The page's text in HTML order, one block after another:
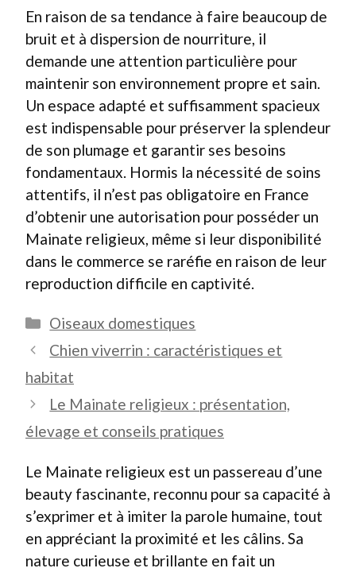
En raison de sa tendance à faire beaucoup de
bruit et à dispersion de nourriture, il
demande une attention particulière pour
maintenir son environnement propre et sain.
Un espace adapté et suffisamment spacieux
est indispensable pour préserver la splendeur
de son plumage et garantir ses besoins
fondamentaux. Hormis la nécessité de soins
attentifs, il n’est pas obligatoire en France
d’obtenir une autorisation pour posséder un
Mainate religieux, même si leur disponibilité
dans le commerce se raréfie en raison de leur
reproduction difficile en captivité.
Catégories
Oiseaux domestiques
Chien viverrin : caractéristiques et
habitat
Le Mainate religieux : présentation,
élevage et conseils pratiques
Le Mainate religieux est un passereau d’une
beauty fascinante, reconnu pour sa capacité à
s’exprimer et à imiter la parole humaine, tout
en appréciant la proximité et les câlins. Sa
nature curieuse et brillante en fait un